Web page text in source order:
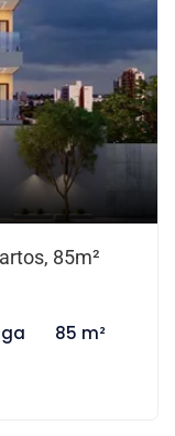
85m²
85 m²